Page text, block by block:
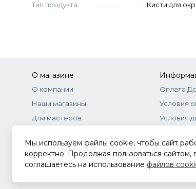
Тип продукта Кисти для
О магазине
О компании
Наши магазины
Для мастеров
Оптовое сотрудничество
Оплата
Условия
Условия
Мы используем файлы cookie, чтобы сайт
корректно. Продолжая пользоваться сайтом,
соглашаетесь на использование файлов